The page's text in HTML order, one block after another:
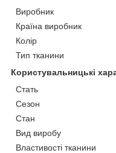
Виробник
Країна виробник
Колір
Тип тканини
Користувальницькі
Стать
Сезон
Стан
Вид виробу
Властивості тканини